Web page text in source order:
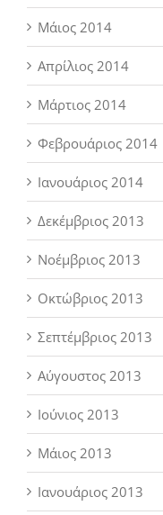
Μάιος 2014
Απρίλιος 2014
Μάρτιος 2014
Φεβρουάριος 2014
Ιανουάριος 2014
Δεκέμβριος 2013
Νοέμβριος 2013
Οκτώβριος 2013
Σεπτέμβριος 2013
Αύγουστος 2013
Ιούνιος 2013
Μάιος 2013
Ιανουάριος 2013